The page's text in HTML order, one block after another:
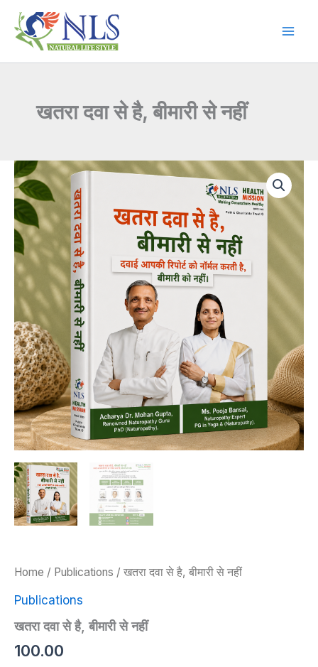
Skip
content
खतरा दवा से है, बीमारी से नहीं
Home / Publications / खतरा दवा से है, बीमारी से नहीं
Publications
खतरा दवा से है, बीमारी से नहीं
100.00
खतरा
दवा
से
है,
बीमारी
से
नहीं
quantity